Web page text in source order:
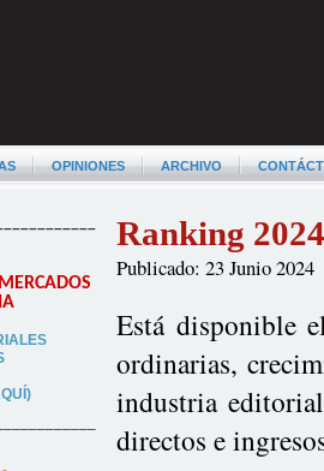
OPINIONES ARCHIVO
Ranking
Publicado: 23 Junio 2024
Está disponible
ordinarias,
industria
directos e